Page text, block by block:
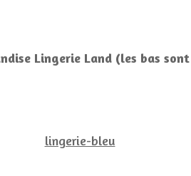
Lingerie Land (les bas